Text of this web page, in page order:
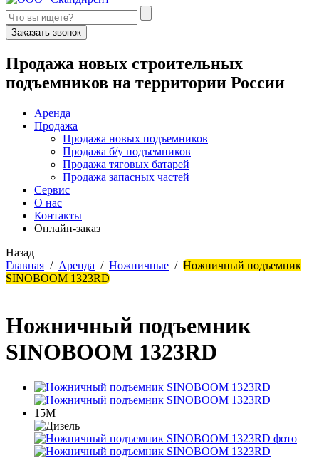
Заказать звонок
Продажа новых строительных
подъемников на территории России
Аренда
Продажа
Продажа новых подъемников
Продажа б/у подъемников
Продажа тяговых батарей
Продажа запасных частей
Сервис
О нас
Контакты
Онлайн-заказ
Назад
Главная / Аренда / Ножничные / Ножничный подъемник
SINOBOOM 1323RD
Ножничный подъемник
SINOBOOM 1323RD
15М